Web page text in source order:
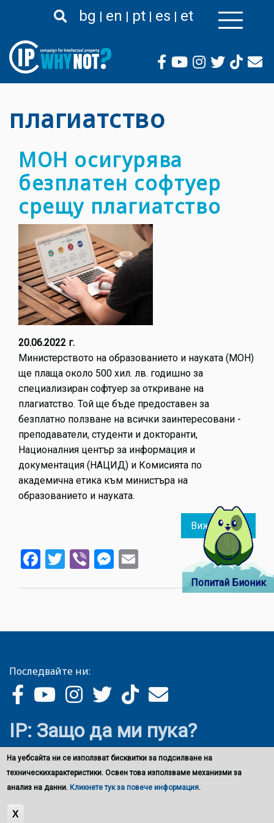
към
съдържание
bg en pt es et
плагиатство
МОН осигурява
безплатен софтуер
срещу плагиатство
20.06.2022 г.
Министерството на образованието и науката (МОН)
ще плаща около 500 хил. лв. годишно за
специализиран софтуер за откриване на
плагиатство. Той ще бъде предоставен за
безплатно ползване на всички заинтересовани -
преподаватели, студенти и докторанти,
Националния център за информация и
документация (НАЦИД) и Комисията по
академична етика към министъра на
образованието и науката.
Виж повече about
МОН
Facebook
Twitter
ViberMessenger
Попитай Бионик
Последвайте ни:
IP: Защо да ми пука?
На уебсайта ни се използват бисквитки за подсилване на
техническихарактеристики. Освен това използваме механизми за
анализ на данни. Кликнете тук за повече информация.
X